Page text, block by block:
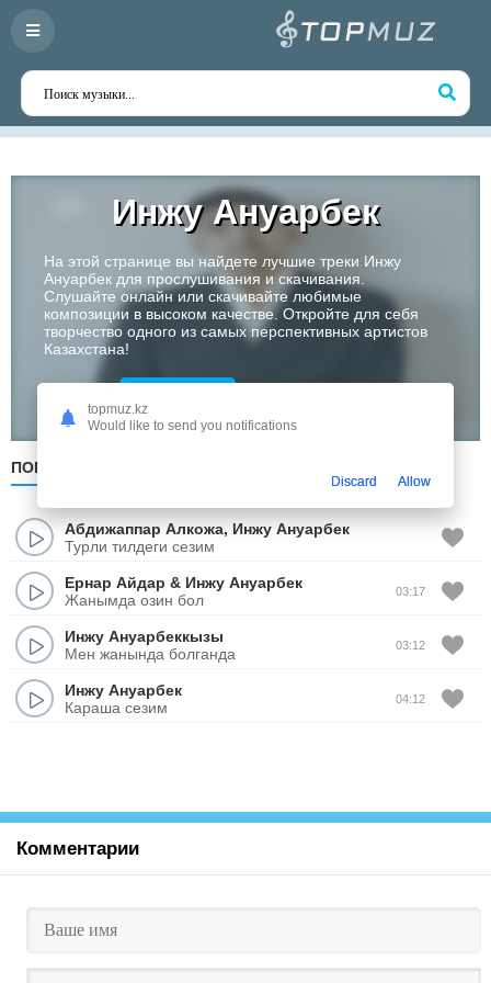
Инжу Ануарбек
На этой странице вы найдете лучшие треки Инжу
Ануарбек для прослушивания и скачивания.
Слушайте онлайн или скачивайте любимые
композиции в высоком качестве. Откройте для себя
творчество одного из самых перспективных артистов
Казахстана!
ПОПУЛЯРНЫЕ
Абдижаппар Алкожа, Инжу Ануарбек
Турли тилдеги сезим
Ернар Айдар & Инжу Ануарбек
Жанымда озин бол
03:17
Инжу Ануарбеккызы
Мен жанында болганда
03:12
Инжу Ануарбек
Караша сезим
04:12
Комментарии
topmuz.kz
Would like to send you notifications
Discard Allow